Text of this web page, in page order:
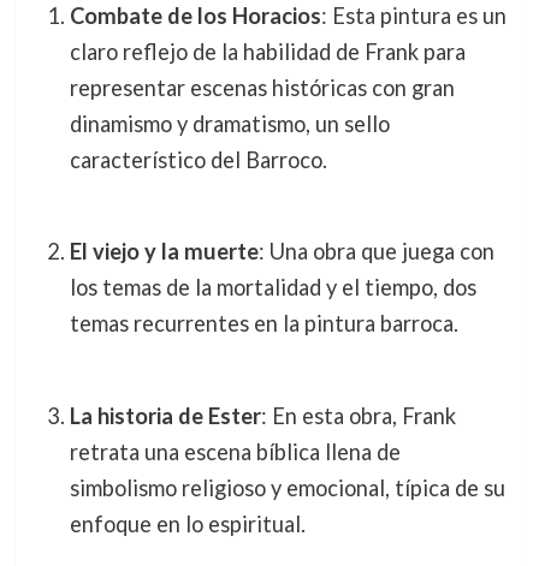
Combate de los Horacios: Esta pintura es un
claro reflejo de la habilidad de Frank para
representar escenas históricas con gran
dinamismo y dramatismo, un sello
característico del Barroco.
El viejo y la muerte: Una obra que juega con
los temas de la mortalidad y el tiempo, dos
temas recurrentes en la pintura barroca.
La historia de Ester: En esta obra, Frank
retrata una escena bíblica llena de
simbolismo religioso y emocional, típica de su
enfoque en lo espiritual.